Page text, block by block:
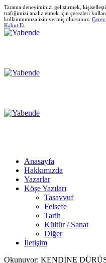
Tarama deneyiminizi geliştirmek,
trafiğimizi analiz etmek için çerezleri
kullanımımıza izin vermiş olursunuz.
Kabut Et
Anasayfa
Hakkımızda
Yazarlar
Köşe Yazıları
Tasavvuf
Felsefe
Tarih
Kültür / Sanat
Diğer
İletişim
Okunuyor: KENDİNE